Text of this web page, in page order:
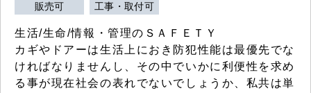
販売可 工事・取付可
生活/生命/情報・管理のＳＡＦＥＴＹ
カギやドアーは生活上におき防犯性能は最優先でな
ければなりませんし、その中でいかに利便性を求め
る事が現在社会の表れでないでしょうか、私共は単